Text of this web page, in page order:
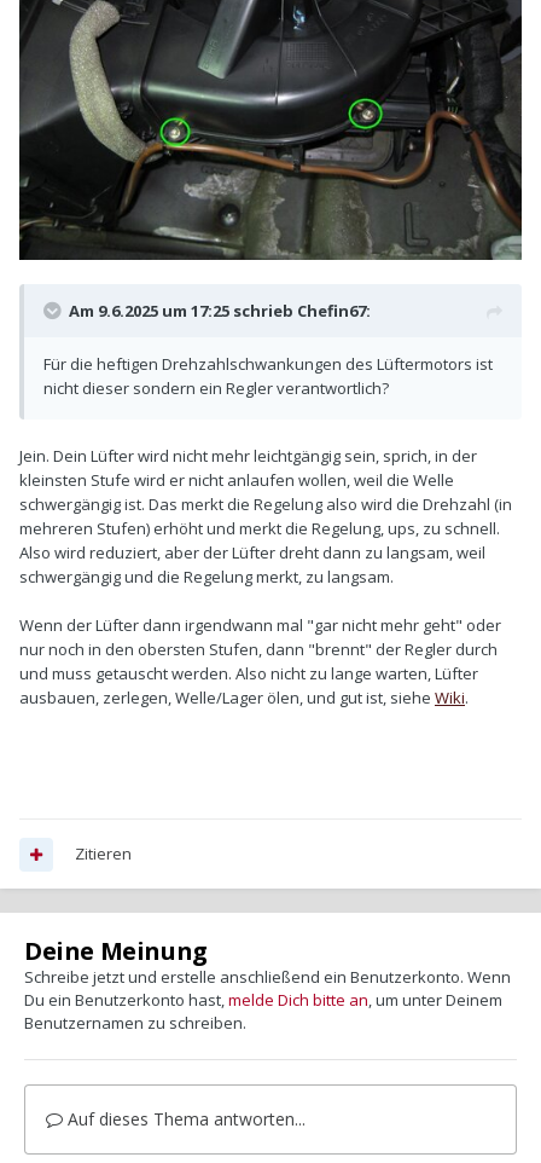
Am 9.6.2025 um 17:25 schrieb Chefin67:
Für die heftigen Drehzahlschwankungen des Lüftermotors ist
nicht dieser sondern ein Regler verantwortlich?
Jein. Dein Lüfter wird nicht mehr leichtgängig sein, sprich, in der
kleinsten Stufe wird er nicht anlaufen wollen, weil die Welle
schwergängig ist. Das merkt die Regelung also wird die Drehzahl (in
mehreren Stufen) erhöht und merkt die Regelung, ups, zu schnell.
Also wird reduziert, aber der Lüfter dreht dann zu langsam, weil
schwergängig und die Regelung merkt, zu langsam.
Wenn der Lüfter dann irgendwann mal "gar nicht mehr geht" oder
nur noch in den obersten Stufen, dann "brennt" der Regler durch
und muss getauscht werden. Also nicht zu lange warten, Lüfter
ausbauen, zerlegen, Welle/Lager ölen, und gut ist, siehe Wiki.
Zitieren
Deine Meinung
Schreibe jetzt und erstelle anschließend ein Benutzerkonto. Wenn
Du ein Benutzerkonto hast,melde Dich bitte an, um unter Deinem
Benutzernamen zu schreiben.
Auf dieses Thema antworten...